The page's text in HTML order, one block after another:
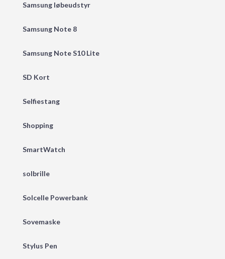
Samsung løbeudstyr
Samsung Note 8
Samsung Note S10 Lite
SD Kort
Selfiestang
Shopping
SmartWatch
solbrille
Solcelle Powerbank
Sovemaske
Stylus Pen